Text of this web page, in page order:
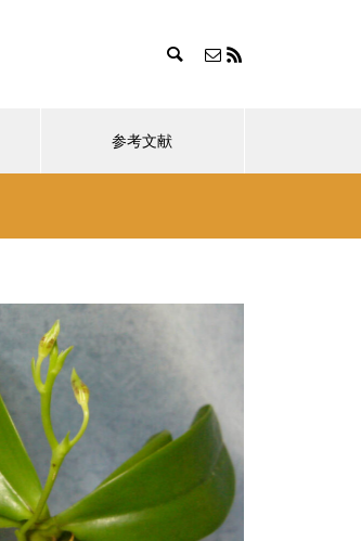
参考文献